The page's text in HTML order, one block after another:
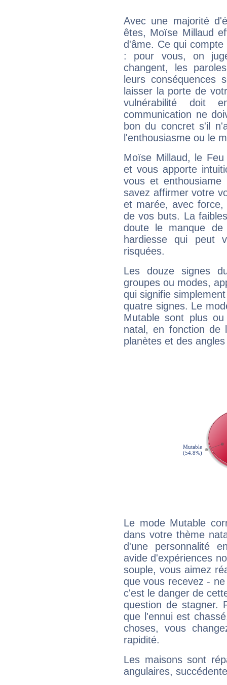
Avec une majorité
êtes, Moïse Millaud
d'âme. Ce qui
: pour vous, on
changent, les
leurs conséquences
laisser la porte de
vulnérabilité doit
communication ne
bon du concret s'il
l'enthousiasme ou le
Moïse Millaud, le
et vous apporte
vous et
savez affirmer votre
et marée, avec
de vos buts. La
doute le manque
hardiesse qui peut
risquées.
Les douze signes
groupes ou modes,
qui signifie
quatre signes. Le
Mutable sont plus
natal, en fonction de
planètes et des
Le mode Mutable
dans votre thème
d'une personnalité
avide d'expériences
souple, vous aimez
que vous recevez -
c'est le danger de
question de stagner.
que l'ennui est
choses, vous
rapidité.
Les maisons sont
angulaires,